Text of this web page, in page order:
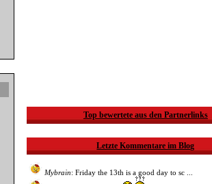
Top bewertete aus den Partnerlinks
Letzte Kommentare im Blog
Mybrain: Friday the 13th is a good day to sc ...